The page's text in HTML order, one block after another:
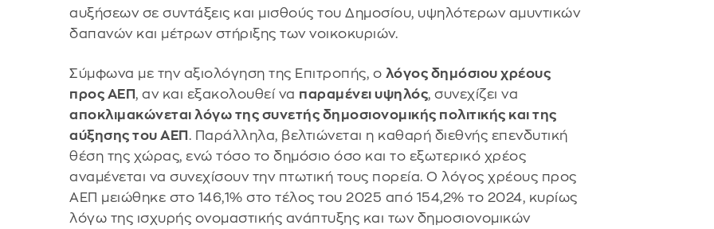
αυξήσεων σε συντάξεις και μισθούς του Δημοσίου, υψηλότερων αμυντικών
δαπανών και μέτρων στήριξης των νοικοκυριών.
Σύμφωνα με την αξιολόγηση της Επιτροπής, ο λόγος δημόσιου χρέους
προς ΑΕΠ , αν και εξακολουθεί να παραμένει υψηλός, συνεχίζει να
αποκλιμακώνεται λόγω της συνετής δημοσιονομικής πολιτικής και της
αύξησης του ΑΕΠ . Παράλληλα, βελτιώνεται η καθαρή διεθνής επενδυτική
θέση της χώρας, ενώ τόσο το δημόσιο όσο και το εξωτερικό χρέος
αναμένεται να συνεχίσουν την πτωτική τους πορεία. Ο λόγος χρέους προς
ΑΕΠ μειώθηκε στο 146,1% στο τέλος του 2025 από 154,2% το 2024, κυρίως
λόγω της ισχυρής ονομαστικής ανάπτυξης και των δημοσιονομικών